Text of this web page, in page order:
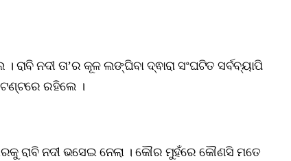
ନଦୀ ତା’ର କୂଳ ଲଙ୍ଘିବା ଦ୍ଵାରା ସଂଘଟିତ ସର୍ବବ୍ୟାପି
ରହିଲେ ।
ରାବି ନଦୀ ଭସେଇ ନେଲା । କୌର ମୁହଁରେ କୌଣସି ମତେ